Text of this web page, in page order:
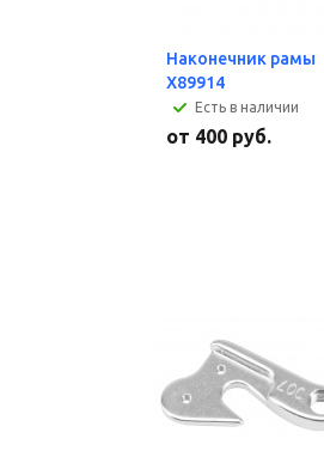
Наконечник рамы
X89914
Есть в наличии
от 400 руб.